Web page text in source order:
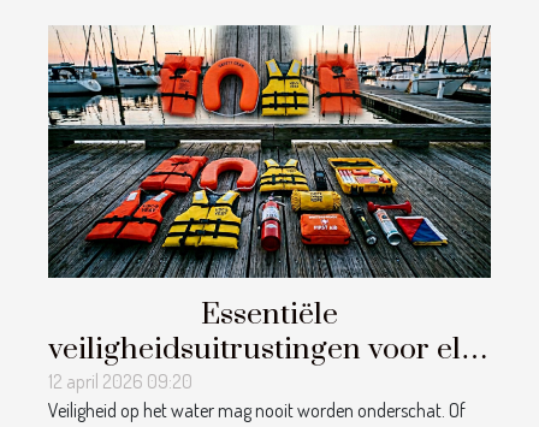
Essentiële
veiligheidsuitrustingen voor elke
boottocht: Een overzicht
12 april 2026 09:20
Veiligheid op het water mag nooit worden onderschat. Of